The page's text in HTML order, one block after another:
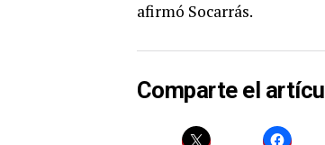
afirmó Socarrás.
Comparte el